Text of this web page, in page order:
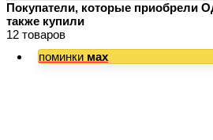
Покупатели, которые приобрели
также купили
12 товаров
поминки мах